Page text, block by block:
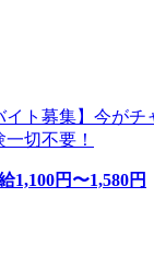
イト募集】今が
切不要！
1,100円〜1,580円